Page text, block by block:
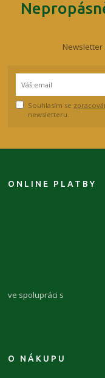
Newsletter
Souhlasím se
newsletteru.
ONLINE PLATBY
ve spolupráci s
O NÁKUPU